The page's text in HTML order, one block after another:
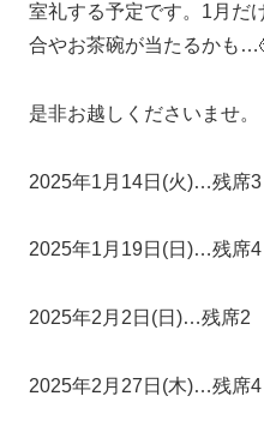
室礼する予定です。1月だ
合やお茶碗が当たるかも
是非お越しくださいませ。
2025年1月14日(火)…残席3
2025年1月19日(日)…残席4
2025年2月2日(日)…残席2
2025年2月27日(木)…残席4